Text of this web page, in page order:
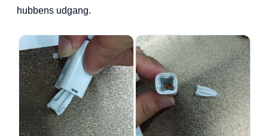
hubbens udgang.